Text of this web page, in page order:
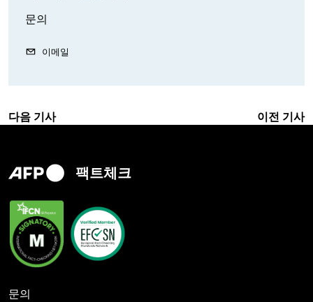
문의
이메일
다음 기사 이전 기사
팩트체크
문의